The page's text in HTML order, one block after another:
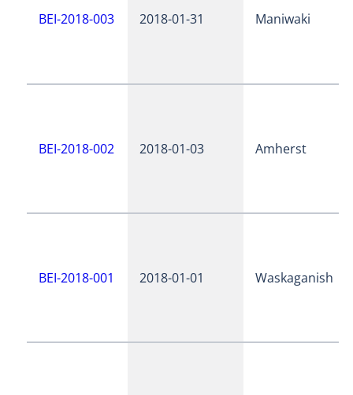
BEI-2018-003 2018-01-31 Maniwaki
BEI-2018-002 2018-01-03 Amherst
BEI-2018-001 2018-01-01 Waskaganish